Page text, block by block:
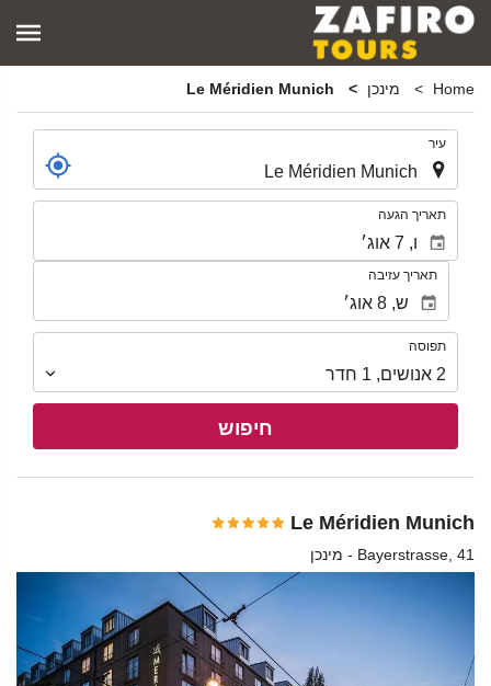
Home מינכן
עיר
תאריך הגעה
תאריך עזיבה
תפוסה
תפוסה
2 אנושים,
1 חדר
חיפוש
Le Méridien Munich
Bayerstrasse, 41 - מינכן